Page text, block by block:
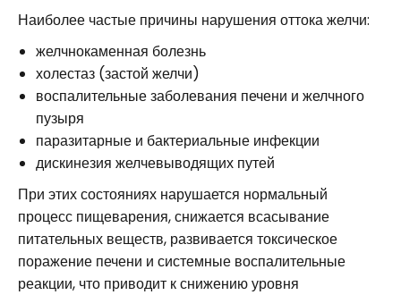
Наиболее частые причины нарушения оттока желчи:
желчнокаменная болезнь
холестаз (застой желчи)
воспалительные заболевания печени и желчного
пузыря
паразитарные и бактериальные инфекции
дискинезия желчевыводящих путей
При этих состояниях нарушается нормальный
процесс пищеварения, снижается всасывание
питательных веществ, развивается токсическое
поражение печени и системные воспалительные
реакции, что приводит к снижению уровня